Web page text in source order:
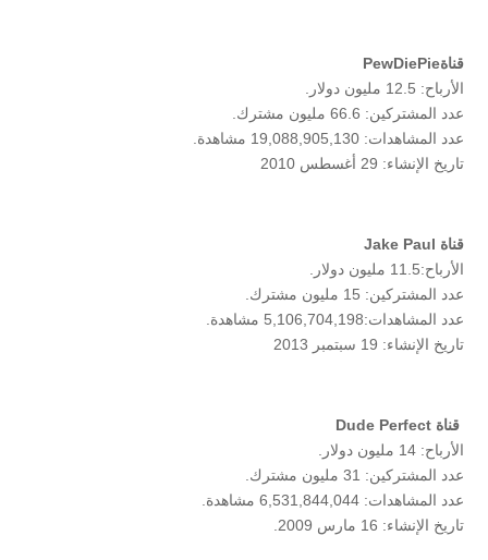
قناةPewDiePie
الأرباح: 12.5 مليون دولار.
عدد المشتركين: 66.6 مليون مشترك.
عدد المشاهدات: 19,088,905,130 مشاهدة.
تاريخ الإنشاء: 29 أغسطس 2010
قناة Jake Paul
الأرباح:11.5 مليون دولار.
عدد المشتركين: 15 مليون مشترك.
عدد المشاهدات:5,106,704,198 مشاهدة.
تاريخ الإنشاء: 19 سبتمبر 2013
قناة Dude Perfect
الأرباح: 14 مليون دولار.
عدد المشتركين: 31 مليون مشترك.
عدد المشاهدات: 6,531,844,044 مشاهدة.
تاريخ الإنشاء: 16 مارس 2009.